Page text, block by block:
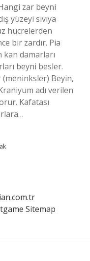
zar beyni
yüzeyi sıvıya
hücrelerden
bir zardır. Pia
damarları
beyni besler.
(meninksler) Beyin,
adı verilen
Kafatası
Sitemap